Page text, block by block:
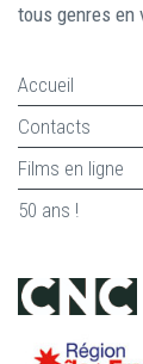
tous genres en
Accueil
Contacts
Films en ligne
50 ans !